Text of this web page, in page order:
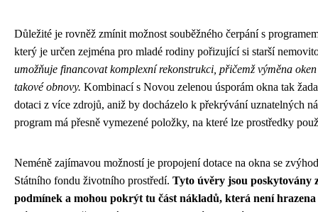
Důležité je rovněž zmínit možnost souběžného čerpání s
který je určen zejména pro mladé rodiny pořizující si starší
umožňuje financovat komplexní rekonstrukci, přičemž výměna
takové obnovy. Kombinací s Novou zelenou úsporám okna tak
dotaci z více zdrojů, aniž by docházelo k překrývání uznatelných
program má přesně vymezené položky, na které lze prostředky
Neméně zajímavou možností je propojení dotace na okna se
Státního fondu životního prostředí. Tyto úvěry jsou poskytovány
podmínek a mohou pokrýt tu část nákladů, která není